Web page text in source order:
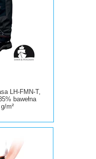
LH-FMN-T,
35% bawełna
m²